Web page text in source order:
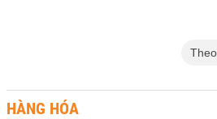
Theo
HÀNG HÓA